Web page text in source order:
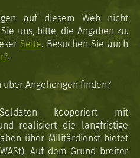
auf diesem Web nicht
uns, bitte, die Angaben zu.
Seite. Besuchen Sie auch
.
Angehörigen finden?
kooperiert mit
realisiert die langfristige
über Militärdienst bietet
Auf dem Grund breiter